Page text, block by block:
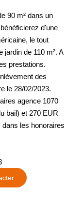
90 m² dans un
d'une
le tout
jardin de 110 m². A
prestations.
des
le 28/02/2023.
agence 1070
bail) et 270 EUR
les honoraires